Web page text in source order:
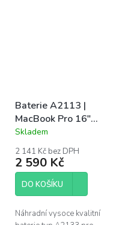
Baterie A2113 |
MacBook Pro 16"
(A2141 / 2019)
Průměrné
produktu
je
5,0
hvězdiček.
Skladem
2 141 Kč bez DPH
2 590 Kč
DO KOŠÍKU
Náhradní vysoce kvalitní